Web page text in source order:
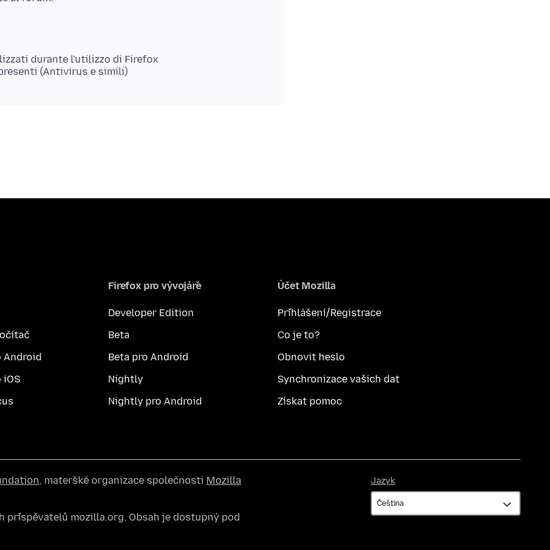
durante l'utilizzo di Firefox
(Antivirus e simili)
Android
iOS
Firefox pro vývojáře
Developer Edition
Beta
Beta pro Android
Nightly
Nightly pro Android
Účet Mozilla
Přihlášení/Registrace
Co je to?
Obnovit heslo
Synchronizace vašich dat
Získat pomoc
Jazyk
, mateřské organizace společnosti Mozilla
mozilla.org. Obsah je dostupný pod